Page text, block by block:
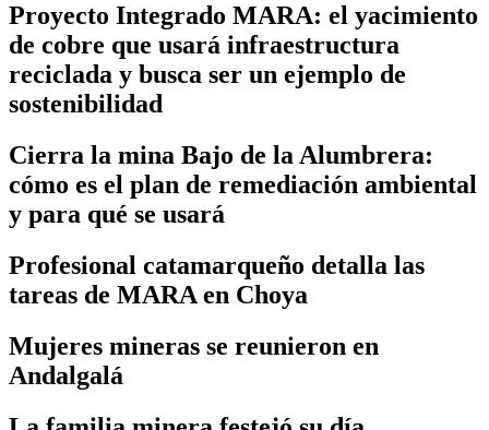
Proyecto Integrado MARA: el yacimiento
de cobre que usará infraestructura
reciclada y busca ser un ejemplo de
sostenibilidad
Cierra la mina Bajo de la Alumbrera:
cómo es el plan de remediación ambiental
y para qué se usará
Profesional catamarqueño detalla las
tareas de MARA en Choya
Mujeres mineras se reunieron en
Andalgalá